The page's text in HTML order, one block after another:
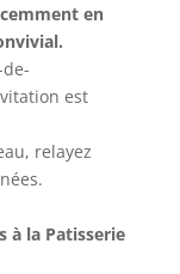
en
est
relayez
à la Patisserie